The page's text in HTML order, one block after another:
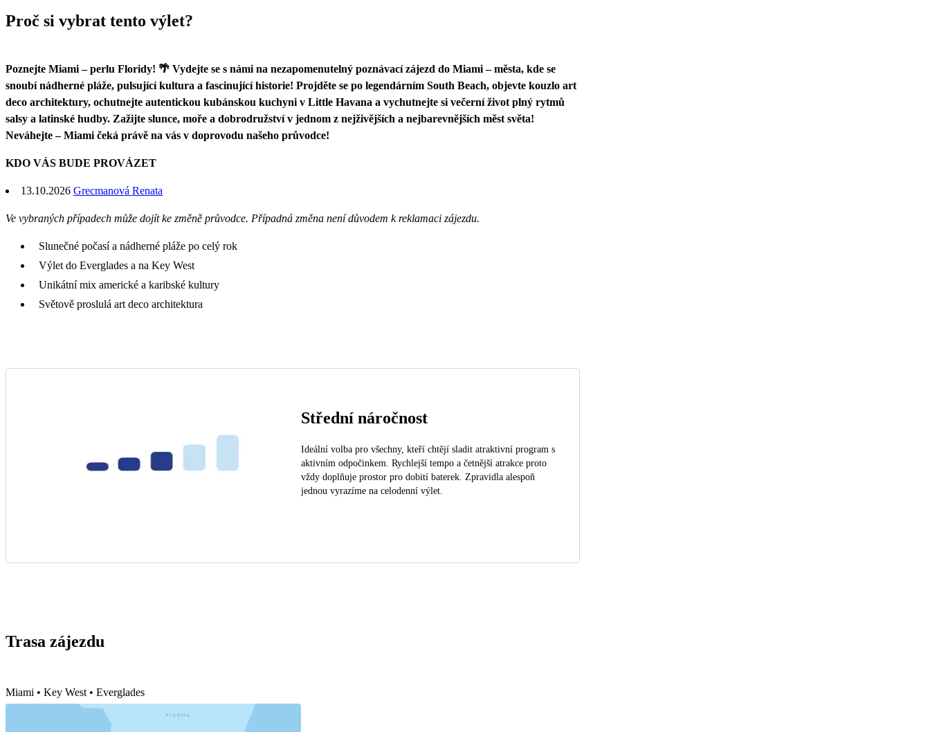
Proč si vybrat tento výlet?
Poznejte Miami – perlu Floridy! 🌴 Vydejte se s námi na nezapomenutelný poznávací zájezd do Miami – města, kde se
snoubí nádherné pláže, pulsující kultura a fascinující historie! Projděte se po legendárním South Beach, objevte kouzlo art
deco architektury, ochutnejte autentickou kubánskou kuchyni v Little Havana a vychutnejte si večerní život plný rytmů
salsy a latinské hudby. Zažijte slunce, moře a dobrodružství v jednom z nejživějších a nejbarevnějších měst světa!
Neváhejte – Miami čeká právě na vás v doprovodu našeho průvodce!
KDO VÁS BUDE PROVÁZET
13.10.2026 Grecmanová Renata
Ve vybraných případech může dojít ke změně průvodce. Případná změna není důvodem k reklamaci zájezdu.
Slunečné počasí a nádherné pláže po celý rok
Výlet do Everglades a na Key West
Unikátní mix americké a karibské kultury
Světově proslulá art deco architektura
Střední náročnost
Ideální volba pro všechny, kteří chtějí sladit atraktivní program s
aktivním odpočinkem. Rychlejší tempo a četnější atrakce proto
vždy doplňuje prostor pro dobití baterek. Zpravidla alespoň
jednou vyrazíme na celodenní výlet.
Trasa zájezdu
Miami • Key West • Everglades